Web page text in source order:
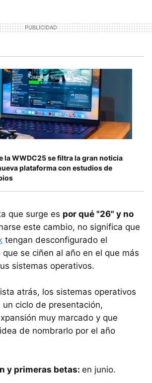
la WWDC25 se filtra la gran noticia
plataforma con estudios de
que surge es por qué "26" y no
este cambio, no significa que
tengan desconfigurado el
se ciñen al año en el que más
sistemas operativos.
atrás, los sistemas operativos
ciclo de presentación,
muy marcado y que
de nombrarlo por el año
y primeras betas: en junio.